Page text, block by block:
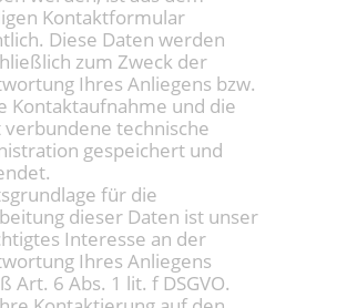
Kontaktformular
Diese Daten werden
zum Zweck der
Ihres Anliegens bzw.
Kontaktaufnahme und die
verbundene technische
gespeichert und
für die
dieser Daten ist unser
Interesse an der
Ihres Anliegens
Art. 6 Abs. 1 lit. f DSGVO.